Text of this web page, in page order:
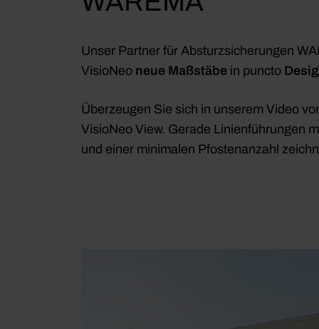
w
l
Unser Partner für Absturzsicherungen
VisioNeo neue Maßstäbe in puncto
Überzeugen Sie sich in unserem Video
VisioNeo View. Gerade Linienführungen
und einer minimalen Pfostenanzahl